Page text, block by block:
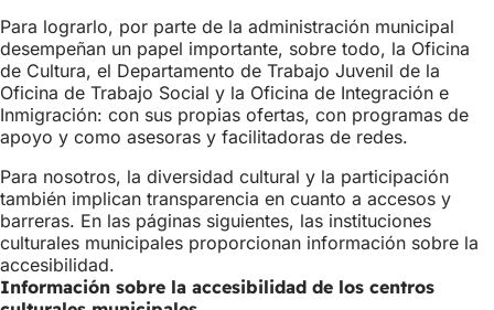
Para lograrlo, por parte de la administración municipal
desempeñan un papel importante, sobre todo, la Oficina
de Cultura, el Departamento de Trabajo Juvenil de la
Oficina de Trabajo Social y la Oficina de Integración e
Inmigración: con sus propias ofertas, con programas de
apoyo y como asesoras y facilitadoras de redes.
Para nosotros, la diversidad cultural y la participación
también implican transparencia en cuanto a accesos y
barreras. En las páginas siguientes, las instituciones
culturales municipales proporcionan información sobre la
accesibilidad.
Información sobre la accesibilidad de los centros